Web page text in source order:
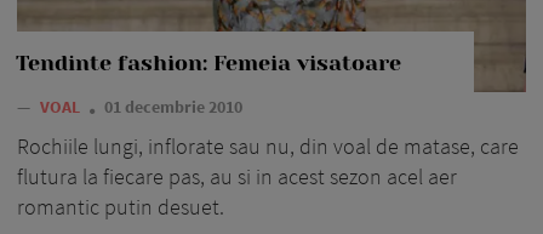
Tendinte fashion: Femeia visatoare
— VOAL 01 decembrie 2010
Rochiile lungi, inflorate sau nu, din voal de matase, care
flutura la fiecare pas, au si in acest sezon acel aer
romantic putin desuet.